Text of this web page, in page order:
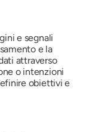
e segnali
e la
attraverso
o intenzioni
obiettivi e